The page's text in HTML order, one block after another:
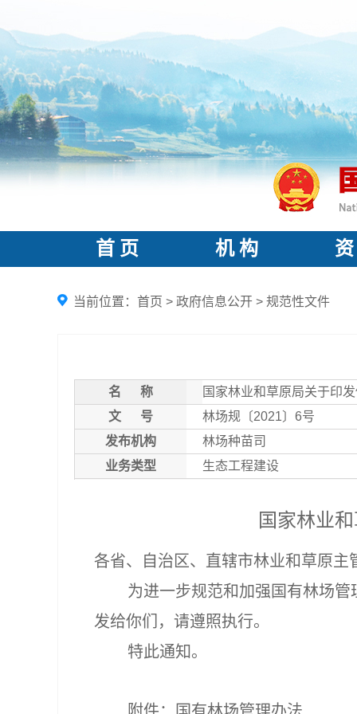
首 页 机 构
当前位置： 首页 > 政府信息公开 > 规范性文件
名 称
国家林业和草原局关于印
文
号
发布机构
业务类型
林场规〔2021〕6号
林场种苗司
生态工程建设
国家林业
各省、自治区、直辖市林业和草原
为进一步规范和加强国有林场
发给你们，请遵照执行。
特此通知。